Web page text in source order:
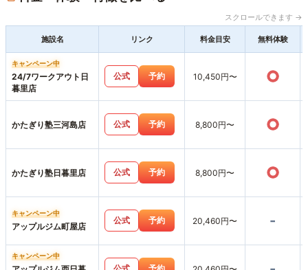
スクロールできます →
施設名 リンク 料金目安 無料体験
キャンペーン中
24/7ワークアウト日
暮里店
公式 予約 10,450円〜 ○
かたぎり塾三河島店 公式 予約 8,800円〜 ○
かたぎり塾日暮里店 公式 予約 8,800円〜 ○
キャンペーン中
アップルジム町屋店
公式 予約 20,460円〜 -
キャンペーン中